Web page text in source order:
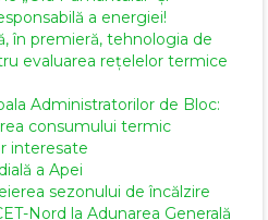
a energiei!
în premieră, tehnologia de
evaluarea rețelelor termice
Administratorilor de Bloc:
consumului termic
interesate
a Apei
sezonului de încălzire
Nord la Adunarea Generală